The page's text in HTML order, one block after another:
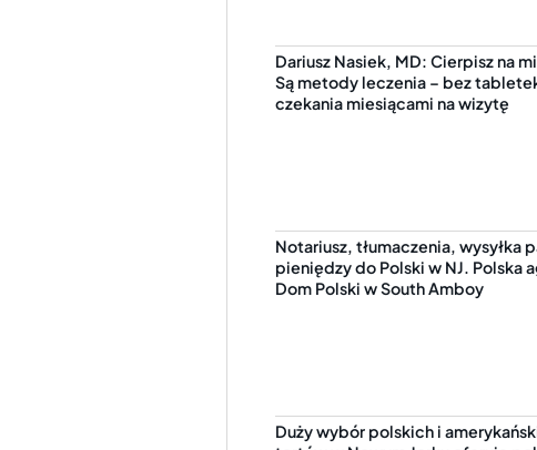
Dariusz Nasiek, MD: Cierpisz na
Są metody leczenia – bez
czekania miesiącami na wizytę
Notariusz, tłumaczenia, wysyłka
pieniędzy do Polski w NJ. Polska
Dom Polski w South Amboy
Duży wybór polskich i